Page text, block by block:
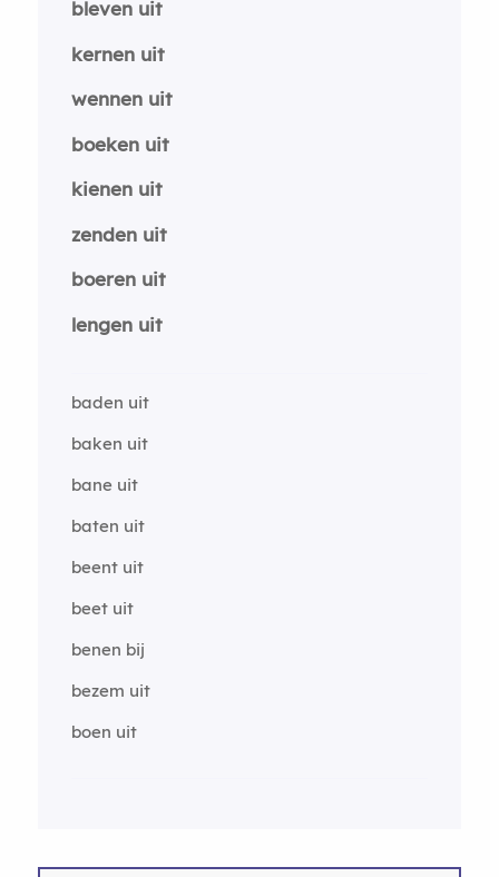
bleven uit
kernen uit
wennen uit
boeken uit
kienen uit
zenden uit
boeren uit
lengen uit
baden uit
baken uit
bane uit
baten uit
beent uit
beet uit
benen bij
bezem uit
boen uit